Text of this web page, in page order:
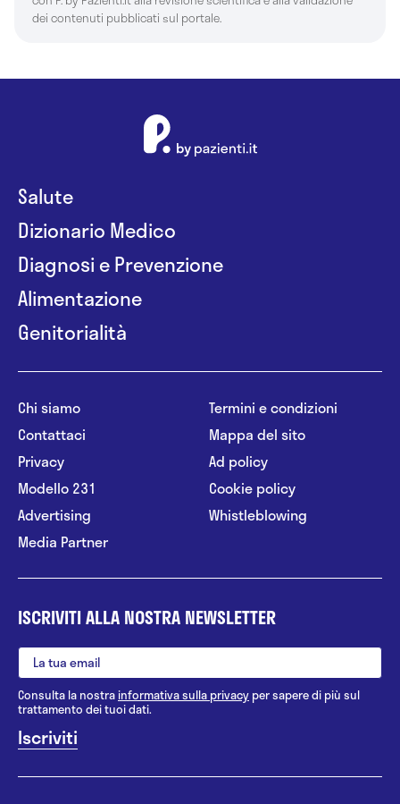
dei contenuti pubblicati sul portale.
Salute
Dizionario Medico
Diagnosi e Prevenzione
Alimentazione
Genitorialità
Chi siamo
Contattaci
Privacy
Modello 231
Advertising
Media Partner
Termini e condizioni
Mappa del sito
Ad policy
Cookie policy
Whistleblowing
ISCRIVITI ALLA NOSTRA NEWSLETTER
Consulta la nostrainformativa sulla privacy per sapere di più sul
trattamento dei tuoi dati.